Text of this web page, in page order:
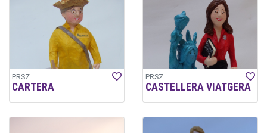
PRSZ
CARTERA
PRSZ
CASTELLERA VIATGERA